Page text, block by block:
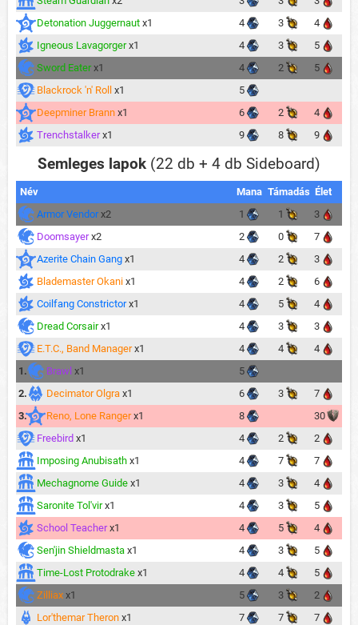
Detonation Juggernaut x1 4 3
4
Igneous Lavagorger x1 4 3
5
Sword Eater x1 4 2
5
Blackrock 'n' Roll x1
5
Deepminer Brann x1 6 2
4
Trenchstalker x1 9 8 9
Semleges lapok (22 db + 4 db Sideboard)
Név Mana Támadás Élet
Armor Vendor x2 1 1
3
Doomsayer x2 2 0
7
Azerite Chain Gang x1 4 2
3
Blademaster Okani x1 4 2
6
Coilfang Constrictor x1 4 5
4
Dread Corsair x1 4 3
3
E.T.C., Band Manager x1 4 4
4
1.
Brawl x1
5
2.
Decimator Olgra x1 6 3
7
3.
Reno, Lone Ranger x1 8
30
Freebird x1 4 2
2
Imposing Anubisath x1 4 7
7
Mechagnome Guide x1 4 3
4
Saronite Tol'vir x1 4 3
5
School Teacher x1 4 5
4
Sen'jin Shieldmasta x1 4 3
5
Time-Lost Protodrake x1 4 4
5
Zilliax x1 5 3
2
Lor'themar Theron x1 7 7
7